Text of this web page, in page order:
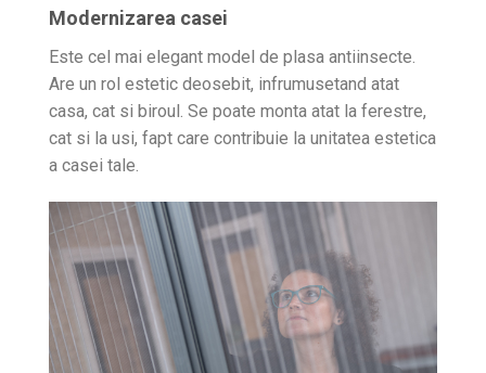
Modernizarea casei
Este cel mai elegant model de plasa antiinsecte.
Are un rol estetic deosebit, infrumusetand atat
casa, cat si biroul. Se poate monta atat la ferestre,
cat si la usi, fapt care contribuie la unitatea estetica
a casei tale.